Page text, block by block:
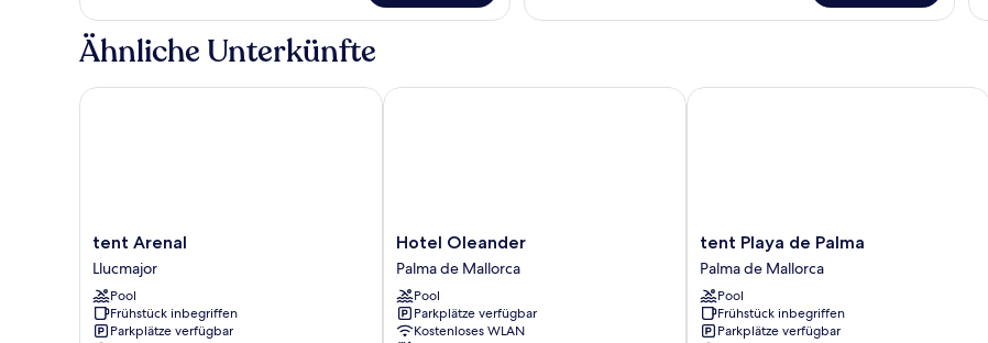
Ähnliche Unterkünfte
tent
Arenal
Llucmajor
tent Arenal
Llucmajor
Pool
Frühstück inbegriffen
Parkplätze verfügbar
tent Arenal
Hotel
Oleander
Palma
de
Mallorca
Hotel Oleander
Palma de Mallorca
Pool
Parkplätze verfügbar
Kostenloses WLAN
Hotel Oleander
tent
Playa
de
Palma
Palma
de
tent Playa de Palma
Palma de Mallorca
Pool
Frühstück inbegriffen
Parkplätze verfügbar
tent Playa de Palma